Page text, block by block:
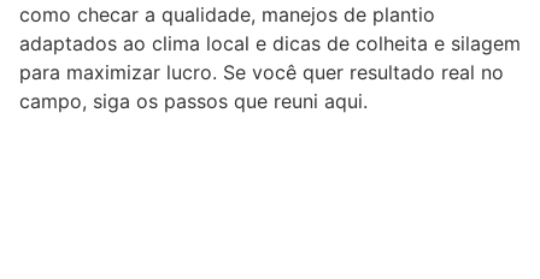
como checar a qualidade, manejos de plantio
adaptados ao clima local e dicas de colheita e silagem
para maximizar lucro. Se você quer resultado real no
campo, siga os passos que reuni aqui.